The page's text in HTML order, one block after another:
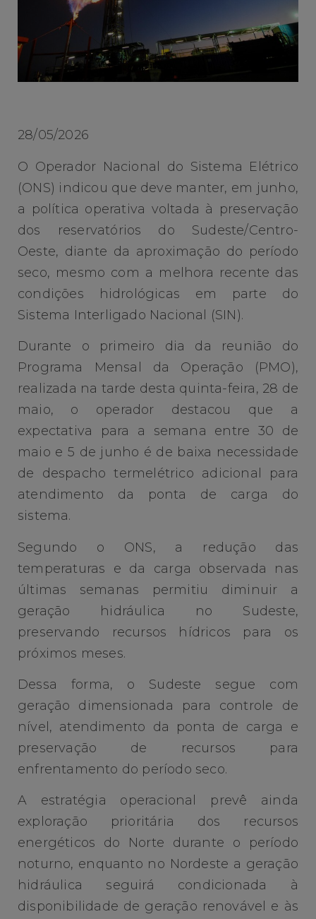
28/05/2026
O Operador Nacional do Sistema Elétrico
(ONS) indicou que deve manter, em junho,
a política operativa voltada à preservação
dos reservatórios do Sudeste/Centro-
Oeste, diante da aproximação do período
seco, mesmo com a melhora recente das
condições hidrológicas em parte do
Sistema Interligado Nacional (SIN).
Durante o primeiro dia da reunião do
Programa Mensal da Operação (PMO),
realizada na tarde desta quinta-feira, 28 de
maio, o operador destacou que a
expectativa para a semana entre 30 de
maio e 5 de junho é de baixa necessidade
de despacho termelétrico adicional para
atendimento da ponta de carga do
sistema.
Segundo o ONS, a redução das
temperaturas e da carga observada nas
últimas semanas permitiu diminuir a
geração hidráulica no Sudeste,
preservando recursos hídricos para os
próximos meses.
Dessa forma, o Sudeste segue com
geração dimensionada para controle de
nível, atendimento da ponta de carga e
preservação de recursos para
enfrentamento do período seco.
A estratégia operacional prevê ainda
exploração prioritária dos recursos
energéticos do Norte durante o período
noturno, enquanto no Nordeste a geração
hidráulica seguirá condicionada à
disponibilidade de geração renovável e às